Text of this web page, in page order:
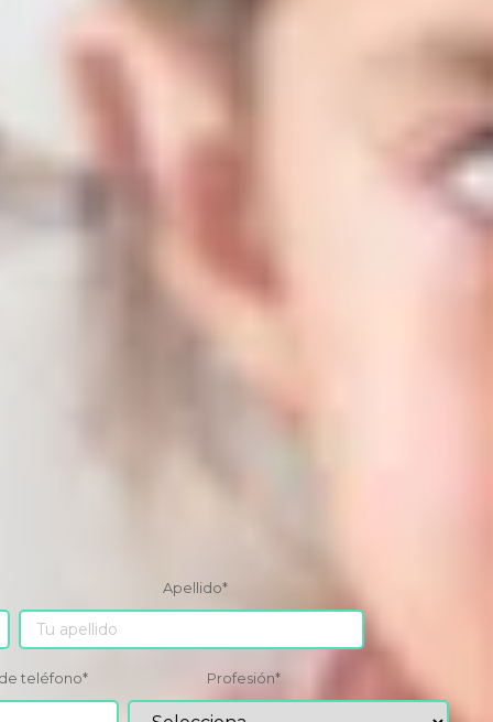
Apellido*
teléfono* Profesión*